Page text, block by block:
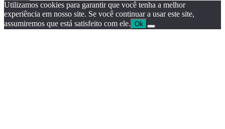
Utilizamos cookies para garantir que você tenha a melhor
experiência em nosso site. Se você continuar a usar este site,
assumiremos que está satisfeito com ele. Ok